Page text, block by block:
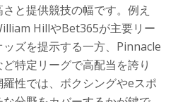
と提供競技の幅です。例え
HillやBet365が主要リー
ズを提示する一方、Pinnacle
特定リーグで高配当を誇り
性では、ボクシングやeスポ